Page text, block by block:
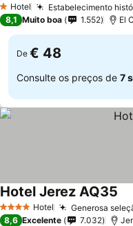
1 Estrelas
Hotel Estabelecimento
8,1 Muito boa 1.552 El
De € 48
Consulte os preços de 7
4 EstrelasHotel Generosa
Hotel Jerez AQ35
8,6 Excelente 7.032